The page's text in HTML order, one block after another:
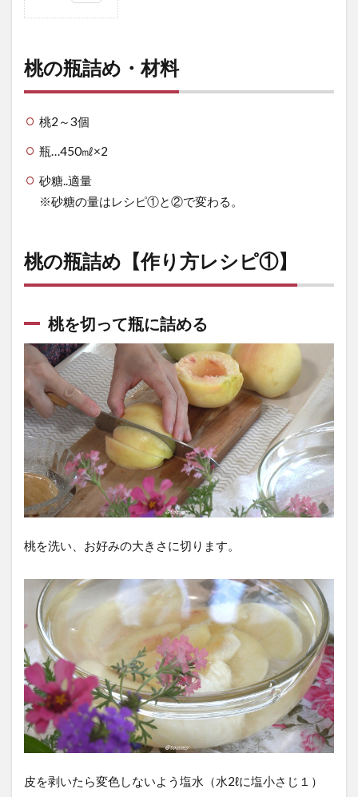
め・
材料
2
瓶詰
め
【作
り方
ピ
①】
桃を
切っ
て瓶
に詰
める
2.2
砂糖
シロ
ップ
を注
ぐ
2.3
する
保存
する
3
桃の
瓶詰
め
り方
桃の瓶詰め・材料
桃2～3個
瓶…450㎖×2
砂糖..適量
※砂糖の量はレシピ①と②で変わる。
桃の瓶詰め【作り方レシピ①】
桃を切って瓶に詰める
桃を洗い、お好みの大きさに切ります。
皮を剥いたら変色しないよう塩水（水2ℓに塩小さじ１）